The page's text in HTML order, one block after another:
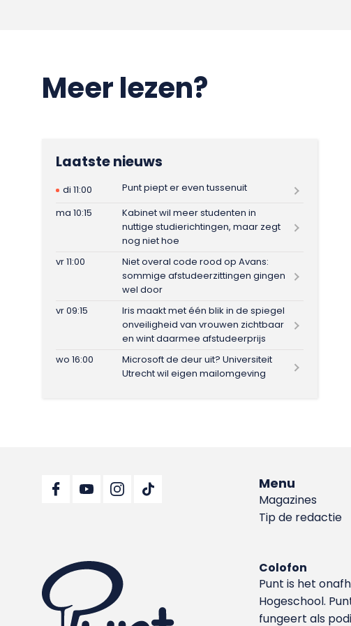
Meer lezen?
Laatste nieuws
di 11:00
Punt piept er even tussenuit
ma 10:15
Kabinet wil meer studenten in
nuttige studierichtingen, maar zegt
nog niet hoe
vr 11:00
Niet overal code rood op Avans:
sommige afstudeerzittingen gingen
wel door
vr 09:15
Iris maakt met één blik in de spiegel
onveiligheid van vrouwen zichtbaar
en wint daarmee afstudeerprijs
wo 16:00
Microsoft de deur uit? Universiteit
Utrecht wil eigen mailomgeving
Menu
Magazines
Tip de redactie
Colofon
Punt is het
Hoge­school.
fungeert als